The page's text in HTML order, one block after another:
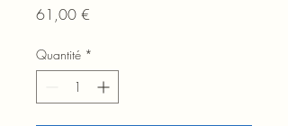
61,00 €
Quantité *